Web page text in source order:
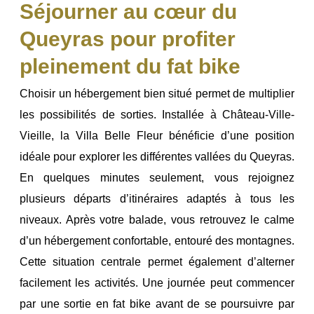
Séjourner au cœur du
Queyras pour profiter
pleinement du fat bike
Choisir un hébergement bien situé permet de multiplier
les possibilités de sorties.
Installée à Château-Ville-
Vieille, la Villa Belle Fleur bénéficie d’une position
idéale pour explorer les différentes vallées du Queyras.
En quelques minutes seulement, vous rejoignez
plusieurs départs d’itinéraires adaptés à tous les
niveaux. Après votre balade, vous retrouvez le calme
d’un hébergement confortable, entouré des montagnes.
Cette situation centrale permet également d’alterner
facilement les activités. Une journée peut commencer
par une sortie en fat bike avant de se poursuivre par